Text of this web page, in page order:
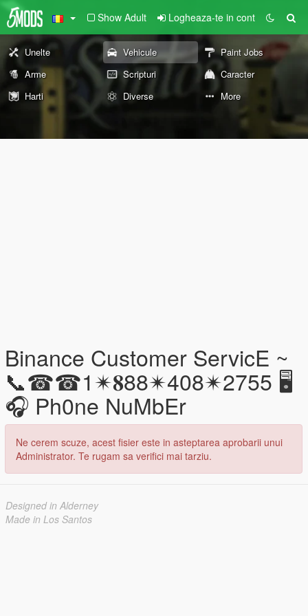
Show Adult Logheaza-te in cont
Unelte Vehicule
Paint Jobs
Arme
Scripturi
Caracter
Harti
Diverse More
Binance Customer ServicE ~
📞☎☎1✴𝟖88✴408✴2755 🖥
🎧 Ph0ne NuMbEr
Ne cerem scuze, acest fisier este in asteptarea aprobarii unui
Administrator. Te rugam sa verifici mai tarziu.
Designed in Alderney
Made in Los Santos